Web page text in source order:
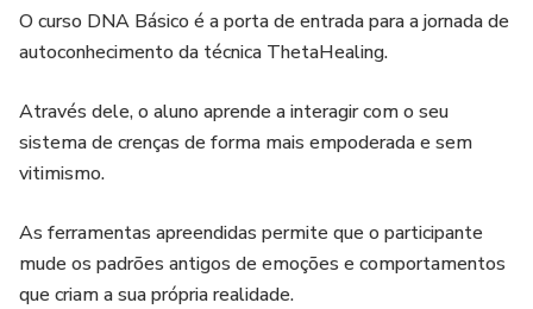
O curso DNA Básico é a porta de entrada para a jornada de
autoconhecimento da técnica ThetaHealing.
Através dele, o aluno aprende a interagir com o seu
sistema de crenças de forma mais empoderada e sem
vitimismo.
As ferramentas apreendidas permite que o participante
mude os padrões antigos de emoções e comportamentos
que criam a sua própria realidade.